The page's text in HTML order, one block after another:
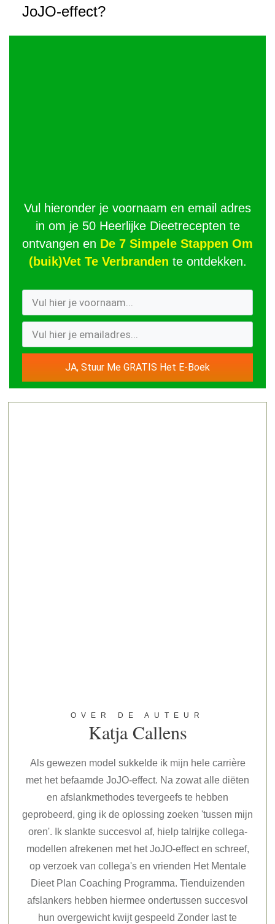
JoJO-effect?
Vul hieronder je voornaam en email adres
in om je 50 Heerlijke Dieetrecepten te
ontvangen en De 7 Simpele Stappen Om
(buik)Vet Te Verbranden te ontdekken.
JA, Stuur Me GRATIS Het E-Boek
OVER DE AUTEUR
Katja Callens
Als gewezen model sukkelde ik mijn hele carrière
met het befaamde JoJO-effect. Na zowat alle diëten
en afslankmethodes tevergeefs te hebben
geprobeerd, ging ik de oplossing zoeken 'tussen mijn
oren'. Ik slankte succesvol af, hielp talrijke collega-
modellen afrekenen met het JoJO-effect en schreef,
op verzoek van collega's en vrienden Het Mentale
Dieet Plan Coaching Programma. Tienduizenden
afslankers hebben hiermee ondertussen succesvol
hun overgewicht kwijt gespeeld Zonder last te